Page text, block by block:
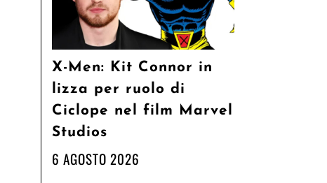
X-Men: Kit Connor in
lizza per ruolo di
Ciclope nel film Marvel
Studios
6 AGOSTO 2026